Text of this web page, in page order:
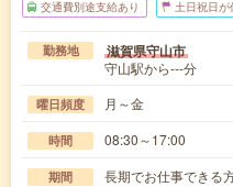
交通費別途支給あり 土日祝日が
勤務地 滋賀県守山市
守山駅から---分
曜日頻度 月～金
時間 08:30～17:00
期間 長期でお仕事できる